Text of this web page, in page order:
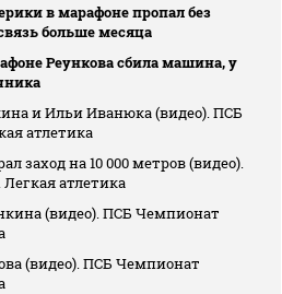
в марафоне пропал без
больше месяца
Реункова сбила машина, у
и Ильи Иванюка (видео). ПСБ
атлетика
заход на 10 000 метров (видео).
атлетика
(видео). ПСБ Чемпионат
(видео). ПСБ Чемпионат